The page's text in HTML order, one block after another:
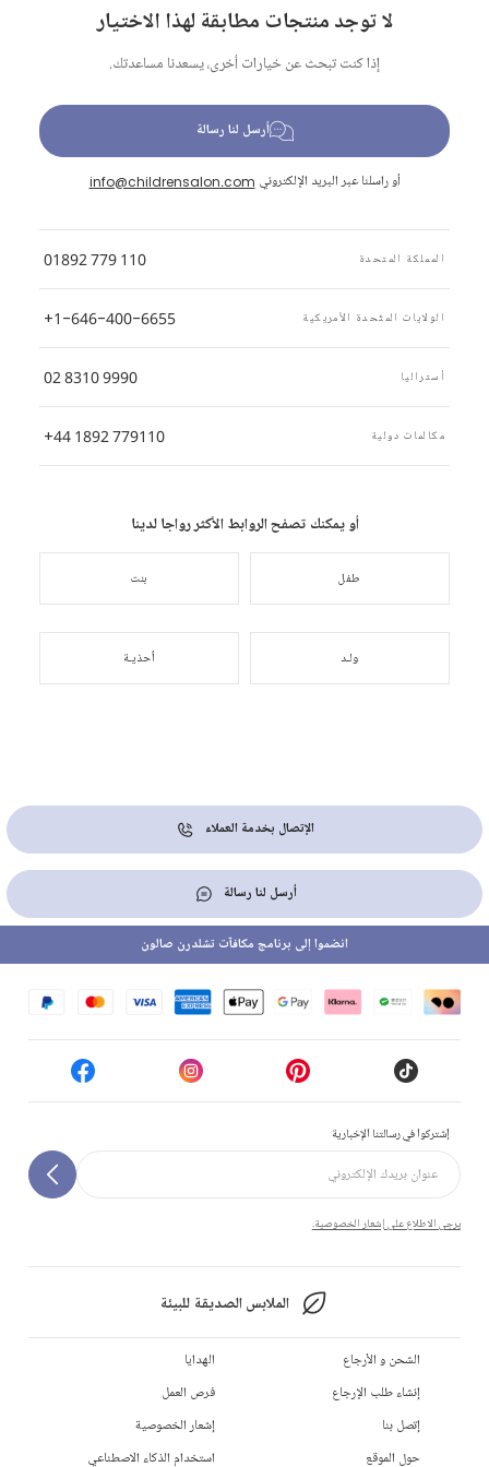
لا توجد منتجات مطابقة لهذا الاختيار
إذا كنت تبحث عن خيارات أخرى، يسعدنا مساعدتك.
أرسل لنا رسالة
أو راسلنا عبر البريد الإلكتروني info@childrensalon.com
المملكة المتحدة 01892 779 110
الولايات المتّحدة الأمريكية +1-646-400-6655
أستراليا 02 8310 9990
مكالمات دولية +44 1892 779110
أو يمكنك تصفح الروابط الأكثر رواجا لدينا
طفل بنت
ولـد أحذيـة
الإتصال بخدمة العملاء
أرسل لنا رسالة
إشتركوا في رسالتنا الإخبارية
يرجى الاطلاع على إشعار الخصوصية.
الملابس الصديقة للبيئة
انضموا إلى برنامج مكافآت تشلدرن صالون
الشحن و الأرجاع
إنشاء طلب الإرجاع
إتصل بنا
حول الموقع
الهدايا
فرص العمل
إشعار الخصوصية
استخدام الذكاء الاصطناعي